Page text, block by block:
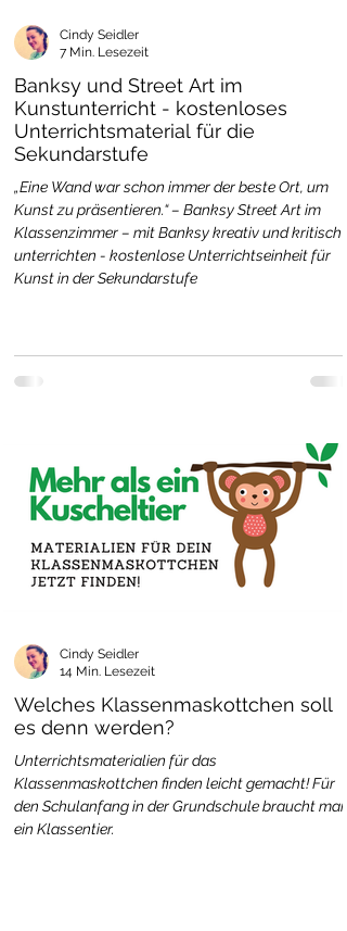
Banksy und Street Art im
Kunstunterricht - kostenloses
Unterrichtsmaterial für die
Sekundarstufe
„Eine Wand war schon immer der beste Ort, um
Kunst zu präsentieren.“ – Banksy Street Art im
Klassenzimmer – mit Banksy kreativ und kritisch
unterrichten - kostenlose Unterrichtseinheit für
Kunst in der Sekundarstufe
Cindy Seidler
7 Min. Lesezeit
Welches Klassenmaskottchen soll
es denn werden?
Unterrichtsmaterialien für das
Klassenmaskottchen finden leicht gemacht! Für
den Schulanfang in der Grundschule braucht man
ein Klassentier.
Cindy Seidler
14 Min. Lesezeit